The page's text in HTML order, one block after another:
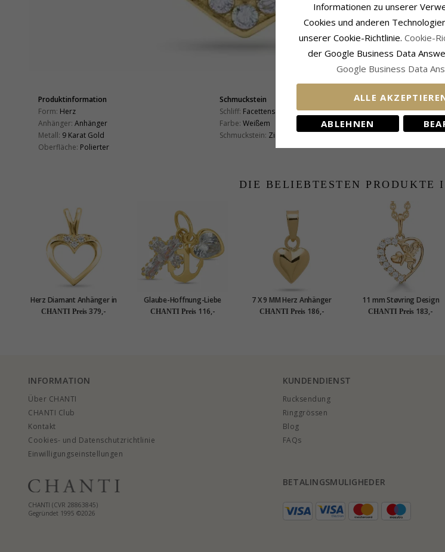
Produktinformation
Form: Herz
Anhänger: Anhänger
Metall: 9 Karat Gold
Oberfläche: Polierter
Schmuckstein
Schliff: Facettenschliff
Farbe: Weißem
Schmuckstein: Zirkon
Fassung
Höhe:15,6
Höhe Ohne
Breite:10,8
DIE BELIEBTESTEN PRODUKTE
Herz Diamant Anhänger in
14 karat Gold 0,02 ct
CHANTI Preis 379,-
Glaube-Hoffnung-Liebe
Zirkon Anhänger aus 9
CHANTI Preis 116,-
7 X 9 MM Herz Anhänger
aus 14 Karat Gold - Amoré
CHANTI Preis 186,-
11 mm Støvring Design
Herz Zirkon Anhänger in 8
CHANTI Preis 183,-
INFORMATION
Über CHANTI
CHANTI Club
Kontakt
Cookies- und Datenschutzrichtlinie
Einwilligungseinstellungen
KUNDENDIENST
Rucksendung
Ringgrössen
Blog
FAQs
CHANTI (CVR 28863845)
Gegründet 1995 ©2026
BETALINGSMULIGHEDER
Informationen zu unserer
Cookies und anderen
unserer Cookie-Richtlinie. Cookie-
der Google Business Data
Google Business Data
ALLE
ABLEHNEN